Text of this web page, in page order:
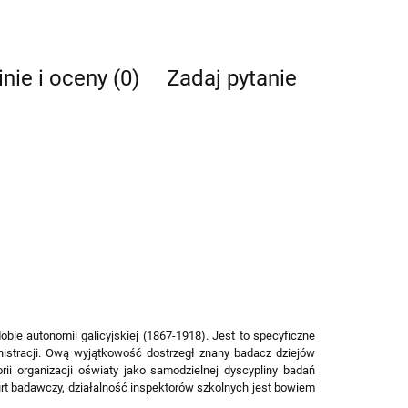
i oceny (0) Zadaj pytanie
autonomii galicyjskiej (1867-1918). Jest to specyficzne
Ową wyjątkowość dostrzegł znany badacz dziejów
organizacji oświaty jako samodzielnej dyscypliny badań
badawczy, działalność inspektorów szkolnych jest bowiem